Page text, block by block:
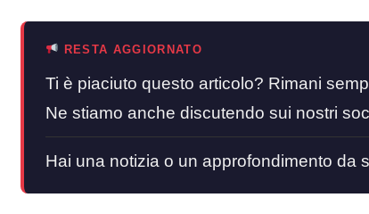
RESTA AGGIORNATO
Ti è piaciuto questo articolo? Rimani
Ne stiamo anche discutendo sui nostri
Hai una notizia o un approfondimento da